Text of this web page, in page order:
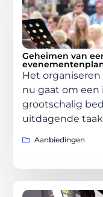
Geheimen van
Het
nu gaat om
grootschalig
uitdagende
Aanbiedingen